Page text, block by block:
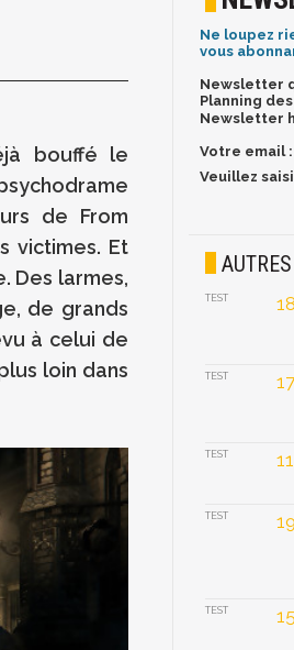
bouffé le
de From
victimes. Et
Des larmes,
de grands
à celui de
loin dans
Ne loupez
vous
Newsletter
Planning
Newsletter
Votre email :
Veuillez
TEST 18
TEST 17
TEST 11
TEST 19
TEST 15